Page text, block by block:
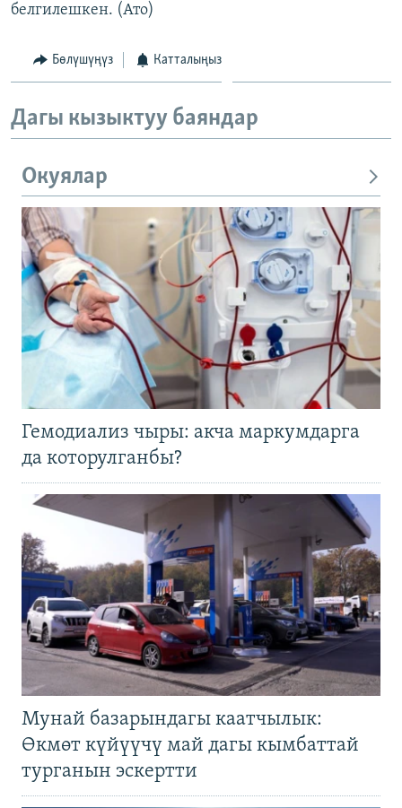
белгилешкен. (Ато)
Бөлүшүңүз Катталыңыз
Дагы кызыктуу баяндар
Окуялар
Гемодиализ чыры: акча маркумдарга
да которулганбы?
Мунай базарындагы каатчылык:
Өкмөт күйүүчү май дагы кымбаттай
турганын эскертти